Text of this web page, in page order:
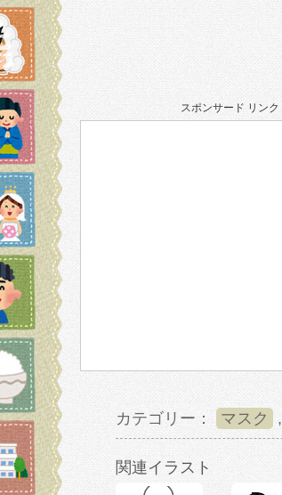
スポンサード リンク
カテゴリー： マスク ,
関連イラスト